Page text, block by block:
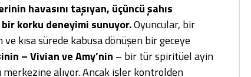
havasını taşıyan, üçüncü şahıs
korku deneyimi sunuyor.Oyuncular, bir
kısa sürede kabusa dönüşen bir geceye
– Vivian ve Amy’nin – bir tür spiritüel ayin
merkezine alıyor. Ancak işler kontrolden